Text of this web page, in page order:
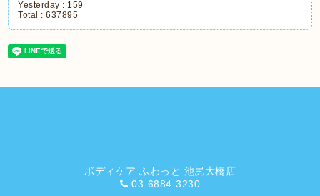
Yesterday : 159
Total :637895
ボディケア ふわっと 池尻大橋店
03-6884-3230